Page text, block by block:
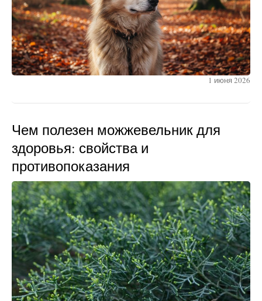
1 июня 2026
Чем полезен можжевельник для
здоровья: свойства и
противопоказания